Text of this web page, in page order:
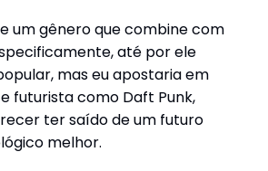
um gênero que combine com
até por ele
mas eu apostaria em
futurista como Daft Punk,
ter saído de um futuro
melhor.